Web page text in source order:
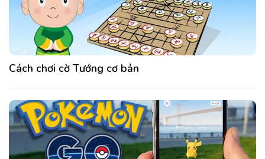
Cách chơi cờ Tướng cơ bản